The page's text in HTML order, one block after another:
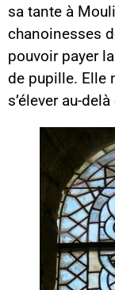
sa tante à
chanoinesses
pouvoir payer
de pupille. Elle
s’élever au-